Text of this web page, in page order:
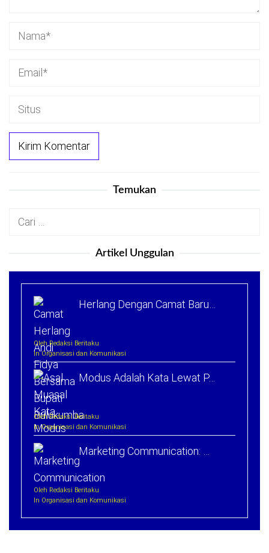
Temukan
Cari
Artikel Unggulan
Herlang Dengan Camat Baru…
Oleh Redaksi Beritaku
In Organisasi dan Komunikasi
Modus Adalah Kata Lewat P…
Oleh Redaksi Beritaku
In Organisasi dan Komunikasi
Marketing Communication: …
Oleh Redaksi Beritaku
In Organisasi dan Komunikasi